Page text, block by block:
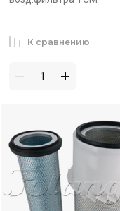
К сравнению